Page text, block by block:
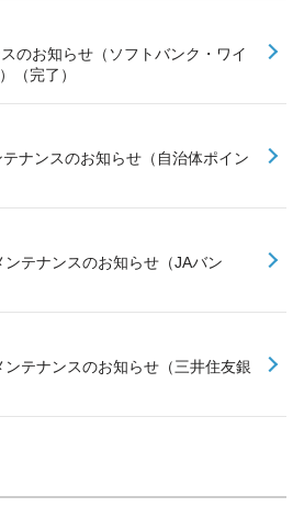
のお知らせ（ソフトバンク・ワイ
（完了）
ナンスのお知らせ（自治体ポイン
テナンスのお知らせ（JAバン
テナンスのお知らせ（三井住友銀